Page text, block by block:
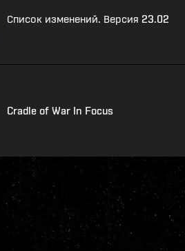
Список изменений. Версия 23.02
Cradle of War In Focus